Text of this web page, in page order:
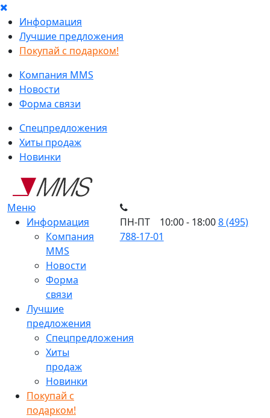
Информация
Лучшие предложения
Покупай с подарком!
Компания MMS
Новости
Форма связи
Спецпредложения
Хиты продаж
Новинки
Меню
Информация
Компания
MMS
Новости
Форма
связи
Лучшие
предложения
Спецпредложения
Хиты
продаж
Новинки
Покупай с
подарком!
ПН-ПТ 10:00 - 18:008 (495)
788-17-01